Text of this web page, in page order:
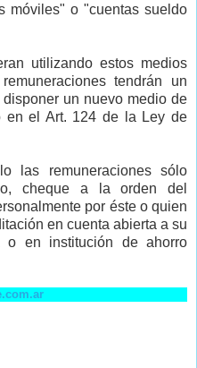
móviles" o "cuentas sueldo
utilizando estos medios
tendrán un
un nuevo medio de
en el Art. 124 de la Ley de
las remuneraciones sólo
cheque a la orden del
por éste o quien
en cuenta abierta a su
o en institución de ahorro